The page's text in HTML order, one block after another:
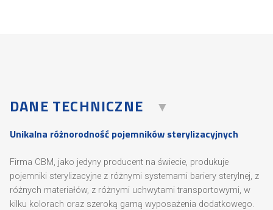
DANE TECHNICZNE
Unikalna różnorodność pojemników sterylizacyjnych
Firma CBM, jako jedyny producent na świecie, produkuje
pojemniki sterylizacyjne z różnymi systemami bariery sterylnej, z
różnych materiałów, z różnymi uchwytami transportowymi, w
kilku kolorach oraz szeroką gamą wyposażenia dodatkowego.